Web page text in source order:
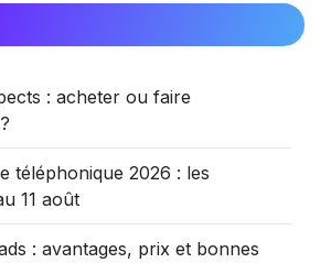
: acheter ou faire
téléphonique 2026 : les
11 août
: avantages, prix et bonnes